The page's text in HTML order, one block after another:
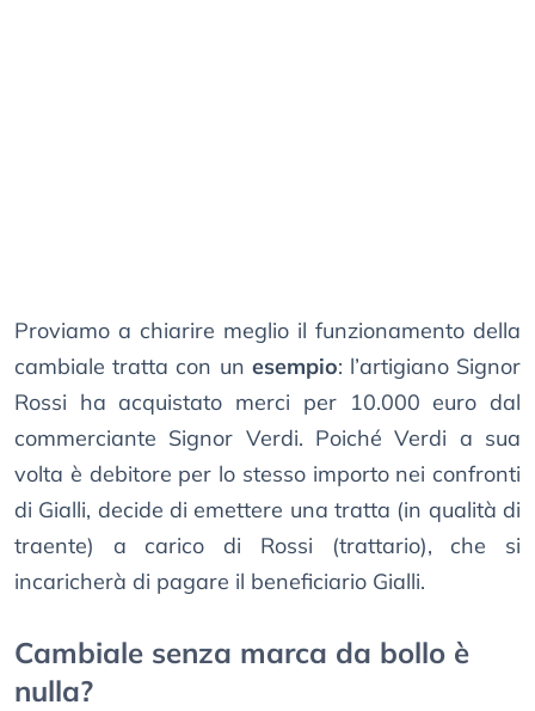
Proviamo a chiarire meglio il funzionamento della
cambiale tratta con un esempio: l’artigiano Signor
Rossi ha acquistato merci per 10.000 euro dal
commerciante Signor Verdi. Poiché Verdi a sua
volta è debitore per lo stesso importo nei confronti
di Gialli, decide di emettere una tratta (in qualità di
traente) a carico di Rossi (trattario), che si
incaricherà di pagare il beneficiario Gialli.
Cambiale senza marca da bollo è
nulla?